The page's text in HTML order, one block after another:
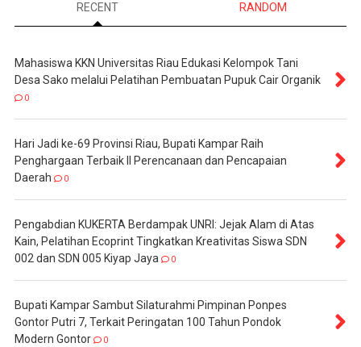
RECENT RANDOM
Mahasiswa KKN Universitas Riau Edukasi Kelompok Tani
Desa Sako melalui Pelatihan Pembuatan Pupuk Cair Organik
0
Hari Jadi ke-69 Provinsi Riau, Bupati Kampar Raih
Penghargaan Terbaik II Perencanaan dan Pencapaian
Daerah
0
Pengabdian KUKERTA Berdampak UNRI: Jejak Alam di Atas
Kain, Pelatihan Ecoprint Tingkatkan Kreativitas Siswa SDN
002 dan SDN 005 Kiyap Jaya
0
Bupati Kampar Sambut Silaturahmi Pimpinan Ponpes
Gontor Putri 7, Terkait Peringatan 100 Tahun Pondok
Modern Gontor
0